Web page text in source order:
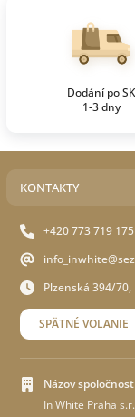
Dodání po SK
1-3 dny
KONTAKTY
+420 773 719 175
Plzenská 394/70,
SPÄTNÉ VOLANIE
Názov
In White Praha